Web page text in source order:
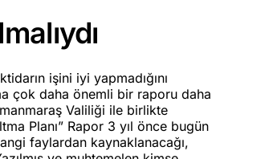
işini iyi yapmadığını
çok daha önemli bir raporu daha
Valiliği ile birlikte
Planı” Rapor 3 yıl önce bugün
faylardan kaynaklanacağı,